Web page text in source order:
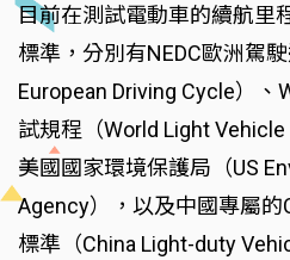
目前在測試電動車的續航里
標準，分別有NEDC歐洲駕
European Driving Cycle）、
試規程（World Light
美國國家環境保護局（US
Agency），以及中國專屬的
標準（China Light-duty